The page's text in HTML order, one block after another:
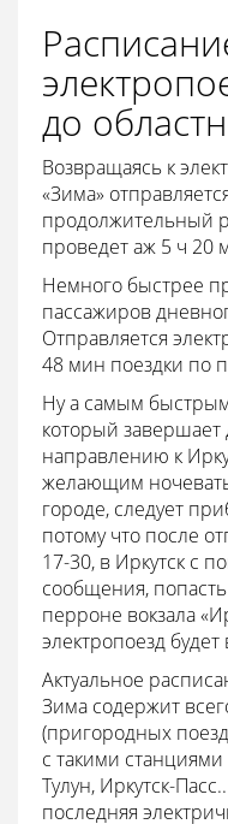
до
Возвращаясь к
«Зима»
продолжительный
проведет аж 5 ч 20
Немного быстрее
пассажиров
Отправляется
48 мин поездки по
Ну а самым быстрым
который
направлению к
желающим
городе, следует
потому что после
17-30, в Иркутск с
сообщения,
перроне вокзала
электропоезд будет
Актуальное
Зима содержит
(пригородных
с такими
Тулун, Иркутск-
последняя